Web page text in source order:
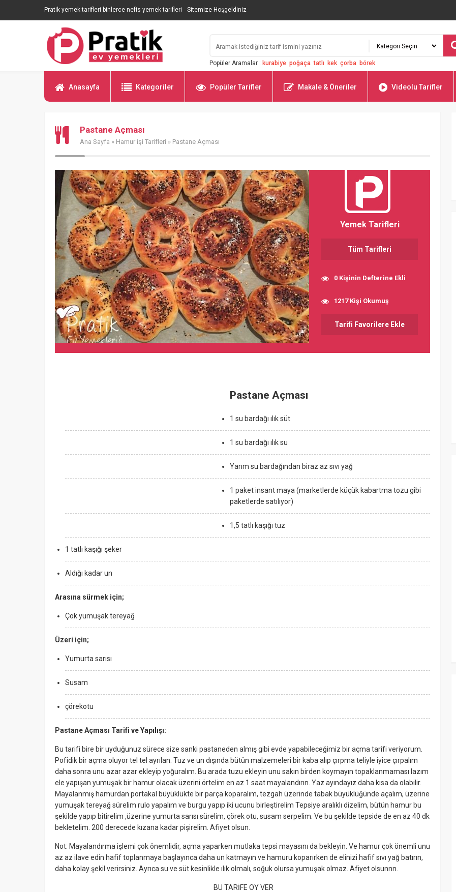
Pratik yemek tarifleri binlerce nefis yemek tarifleri Sitemize Hoşgeldiniz
Popüler Aramalar : kurabiye poğaça tatlı kek çorba börek
Anasayfa Kategoriler Popüler Tarifler Makale & Öneriler Videolu Tarifler
Pastane Açması
Ana Sayfa » Hamur işi Tarifleri » Pastane Açması
Yemek Tarifleri
Tüm Tarifleri
0 Kişinin Defterine Ekli
1217 Kişi Okumuş
Tarifi Favorilere Ekle
Pastane Açması
1 su bardağı ılık süt
1 su bardağı ılık su
Yarım su bardağından biraz az sıvı yağ
1 paket insant maya (marketlerde küçük kabartma tozu gibi
paketlerde satılıyor)
1,5 tatlı kaşığı tuz
1 tatlı kaşığı şeker
Aldığı kadar un
Arasına sürmek için;
Çok yumuşak tereyağ
Üzeri için;
Yumurta sarısı
Susam
çörekotu
Pastane Açması Tarifi ve Yapılışı:
Bu tarifi bire bir uyduğunuz sürece size sanki pastaneden almış gibi evde yapabileceğimiz bir açma tarifi veriyorum.
Pofidik bir açma oluyor tel tel ayrılan. Tuz ve un dışında bütün malzemeleri bir kaba alıp çırpma teliyle iyice çırpalım
daha sonra unu azar azar ekleyip yoğuralım. Bu arada tuzu ekleyin unu sakın birden koymayın topaklanmaması lazım
ele yapışan yumuşak bir hamur olacak üzerini örtelim en az 1 saat mayalandırın. Yaz ayındayız daha kısa da olabilir.
Mayalanmış hamurdan portakal büyüklükte bir parça koparalım, tezgah üzerinde tabak büyüklüğünde açalım, üzerine
yumuşak tereyağ sürelim rulo yapalım ve burgu yapıp iki ucunu birleştirelim Tepsiye aralıklı dizelim, bütün hamur bu
şekilde yapıp bitirelim ,üzerine yumurta sarısı sürelim, çörek otu, susam serpelim. Ve bu şekilde tepside de en az 40 dk
bekletelim. 200 derecede kızana kadar pişirelim. Afiyet olsun.
Not: Mayalandırma işlemi çok önemlidir, açma yaparken mutlaka tepsi mayasını da bekleyin. Ve hamur çok önemli unu
az az ilave edin hafif toplanmaya başlayınca daha un katmayın ve hamuru koparırken de elinizi hafif sıvı yağ batırın,
daha kolay şekil verirsiniz. Ayrıca su ve süt kesinlikle ılık olmalı, soğuk olursa yumuşak olmaz. Afiyet olsunnn.
BU TARİFE OY VER